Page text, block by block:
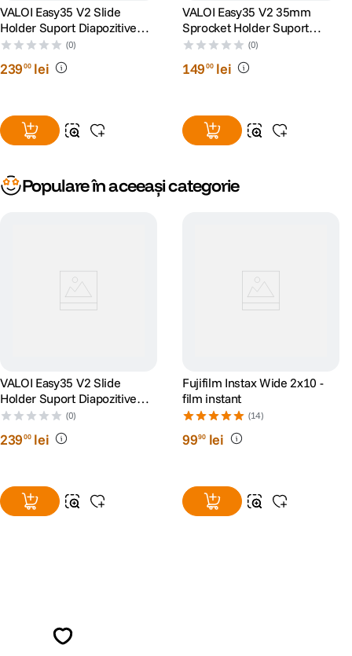
VALOI Easy35 V2 Slide
Holder Suport Diapozitive
Montate pe 50x50mm
(0)
23900 lei
VALOI Easy35 V2 35mm
Sprocket Holder Suport
Extensie Scan
(0)
14900 lei
Populare în aceeași categorie
VALOI Easy35 V2 Slide
Holder Suport Diapozitive
Montate pe 50x50mm
(0)
23900 lei
Fujifilm Instax Wide 2x10 -
film instant
(14)
9990 lei